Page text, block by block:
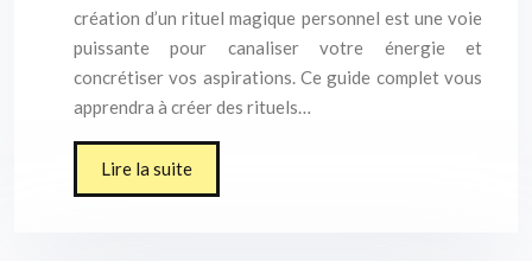
création d’un rituel magique personnel est une voie
puissante pour canaliser votre énergie et
concrétiser vos aspirations. Ce guide complet vous
apprendra à créer des rituels…
Lire la suite